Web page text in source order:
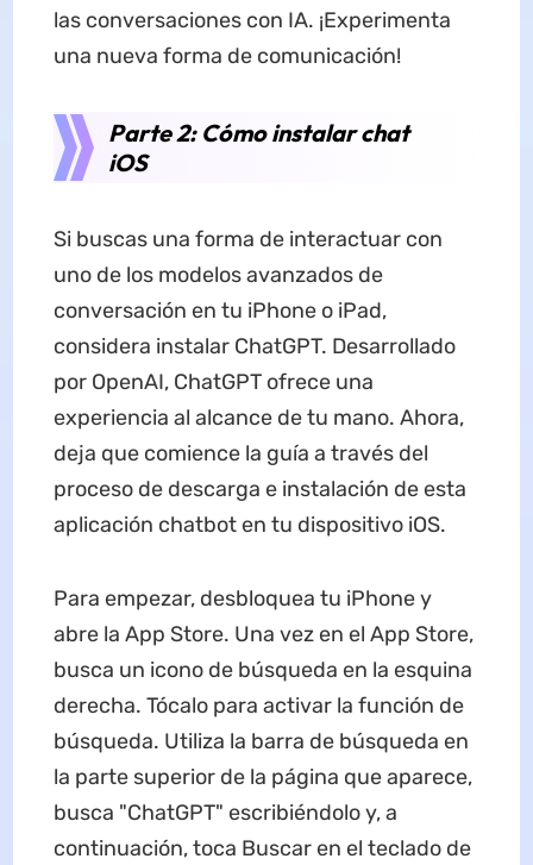
las conversaciones con IA. ¡Experimenta
una nueva forma de comunicación!
Parte 2: Cómo instalar chat
iOS
Si buscas una forma de interactuar con
uno de los modelos avanzados de
conversación en tu iPhone o iPad,
considera instalar ChatGPT. Desarrollado
por OpenAI, ChatGPT ofrece una
experiencia al alcance de tu mano. Ahora,
deja que comience la guía a través del
proceso de descarga e instalación de esta
aplicación chatbot en tu dispositivo iOS.
Para empezar, desbloquea tu iPhone y
abre la App Store. Una vez en el App Store,
busca un icono de búsqueda en la esquina
derecha. Tócalo para activar la función de
búsqueda. Utiliza la barra de búsqueda en
la parte superior de la página que aparece,
busca "ChatGPT" escribiéndolo y, a
continuación, toca Buscar en el teclado de